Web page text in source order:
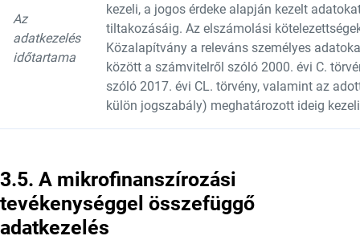
Az
adatkezelés
időtartama
kezeli, a jogos érdeke alapján kezelt
tiltakozásáig. Az elszámolási
Közalapítvány a releváns személyes
között a számvitelről szóló 2000. évi C.
szóló 2017. évi CL. törvény, valamint az
külön jogszabály) meghatározott ideig
3.5. A mikrofinanszírozási
tevékenységgel összefüggő
adatkezelés